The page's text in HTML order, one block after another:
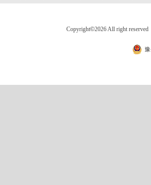
Copyright©2026 All right